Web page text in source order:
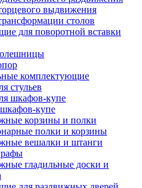
выдвижения
столов
для поворотной вставки
комплектующие
стульев
шкафов-купе
купе
корзины и полки
полки и корзины
вешалки и штанги
гладильные доски и